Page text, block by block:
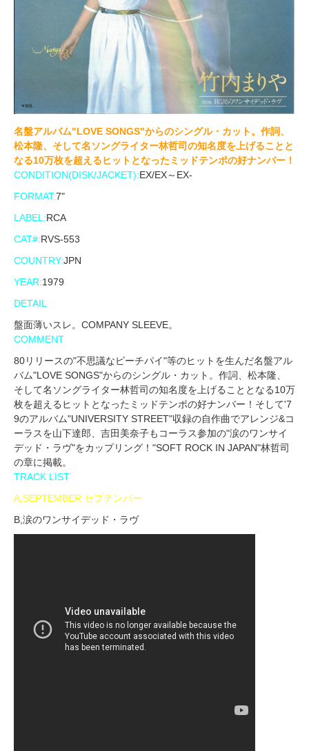
名盤アルバム"LOVE SONGS"からのシングル・カット。作詞、
松本隆、そして名ソングライター林哲司の知名度を上げることと
なる10万枚を超えるヒットとなったミッドテンポの好ナンバー！
CONDITION(DISK/JACKET):EX/EX～EX-
FORMAT:7"
LABEL:RCA
CAT#:RVS-553
COUNTRY:JPN
YEAR:1979
DETAIL
盤面薄いスレ。COMPANY SLEEVE。
COMMENT
80リリースの"不思議なピーチパイ"等のヒットを生んだ名盤アル
バム"LOVE SONGS"からのシングル・カット。作詞、松本隆、
そして名ソングライター林哲司の知名度を上げることとなる10万
枚を超えるヒットとなったミッドテンポの好ナンバー！そして'7
9のアルバム"UNIVERSITY STREET"収録の自作曲でアレンジ&コ
ーラスを山下達郎、吉田美奈子もコーラス参加の"涙のワンサイ
デッド・ラヴ"をカップリング！"SOFT ROCK IN JAPAN"林哲司
の章に掲載。
TRACK LIST
A,SEPTEMBER セプテンバー
B,涙のワンサイデッド・ラヴ